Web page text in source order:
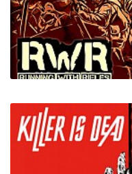
Arkham